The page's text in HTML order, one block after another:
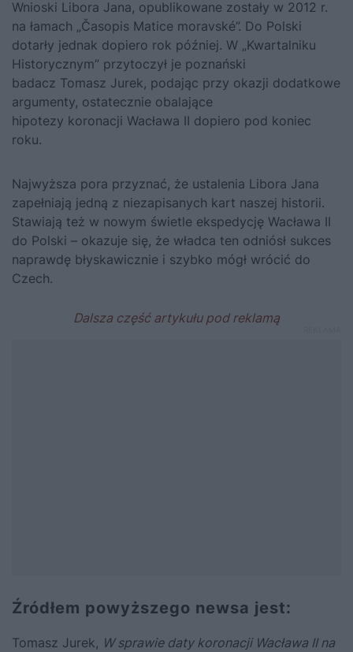
Wnioski Libora Jana, opublikowane zostały w 2012 r.
na łamach „Časopis Matice moravské”. Do Polski
dotarły jednak dopiero rok później. W „Kwartalniku
Historycznym” przytoczył je poznański
badacz Tomasz Jurek, podając przy okazji dodatkowe
argumenty, ostatecznie obalające
hipotezy koronacji Wacława II dopiero pod koniec
roku.
Najwyższa pora przyznać, że ustalenia Libora Jana
zapełniają jedną z niezapisanych kart naszej historii.
Stawiają też w nowym świetle ekspedycję Wacława II
do Polski – okazuje się, że władca ten odniósł sukces
naprawdę błyskawicznie i szybko mógł wrócić do
Czech.
Źródłem powyższego newsa jest:
Tomasz Jurek, W sprawie daty koronacji Wacława II na